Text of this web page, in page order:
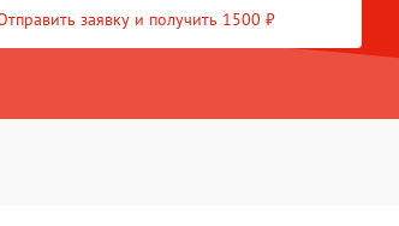
заявку и получить 1500 ₽